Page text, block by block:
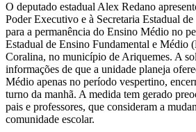
O deputado estadual Alex Redano
Poder Executivo e à Secretaria Estadual
para a permanência do Ensino Médio no
Estadual de Ensino Fundamental e Médio
Coralina, no município de Ariquemes. A
informações de que a unidade planeja
Médio apenas no período vespertino,
turno da manhã. A medida tem gerado
pais e professores, que consideram a
comunidade escolar.